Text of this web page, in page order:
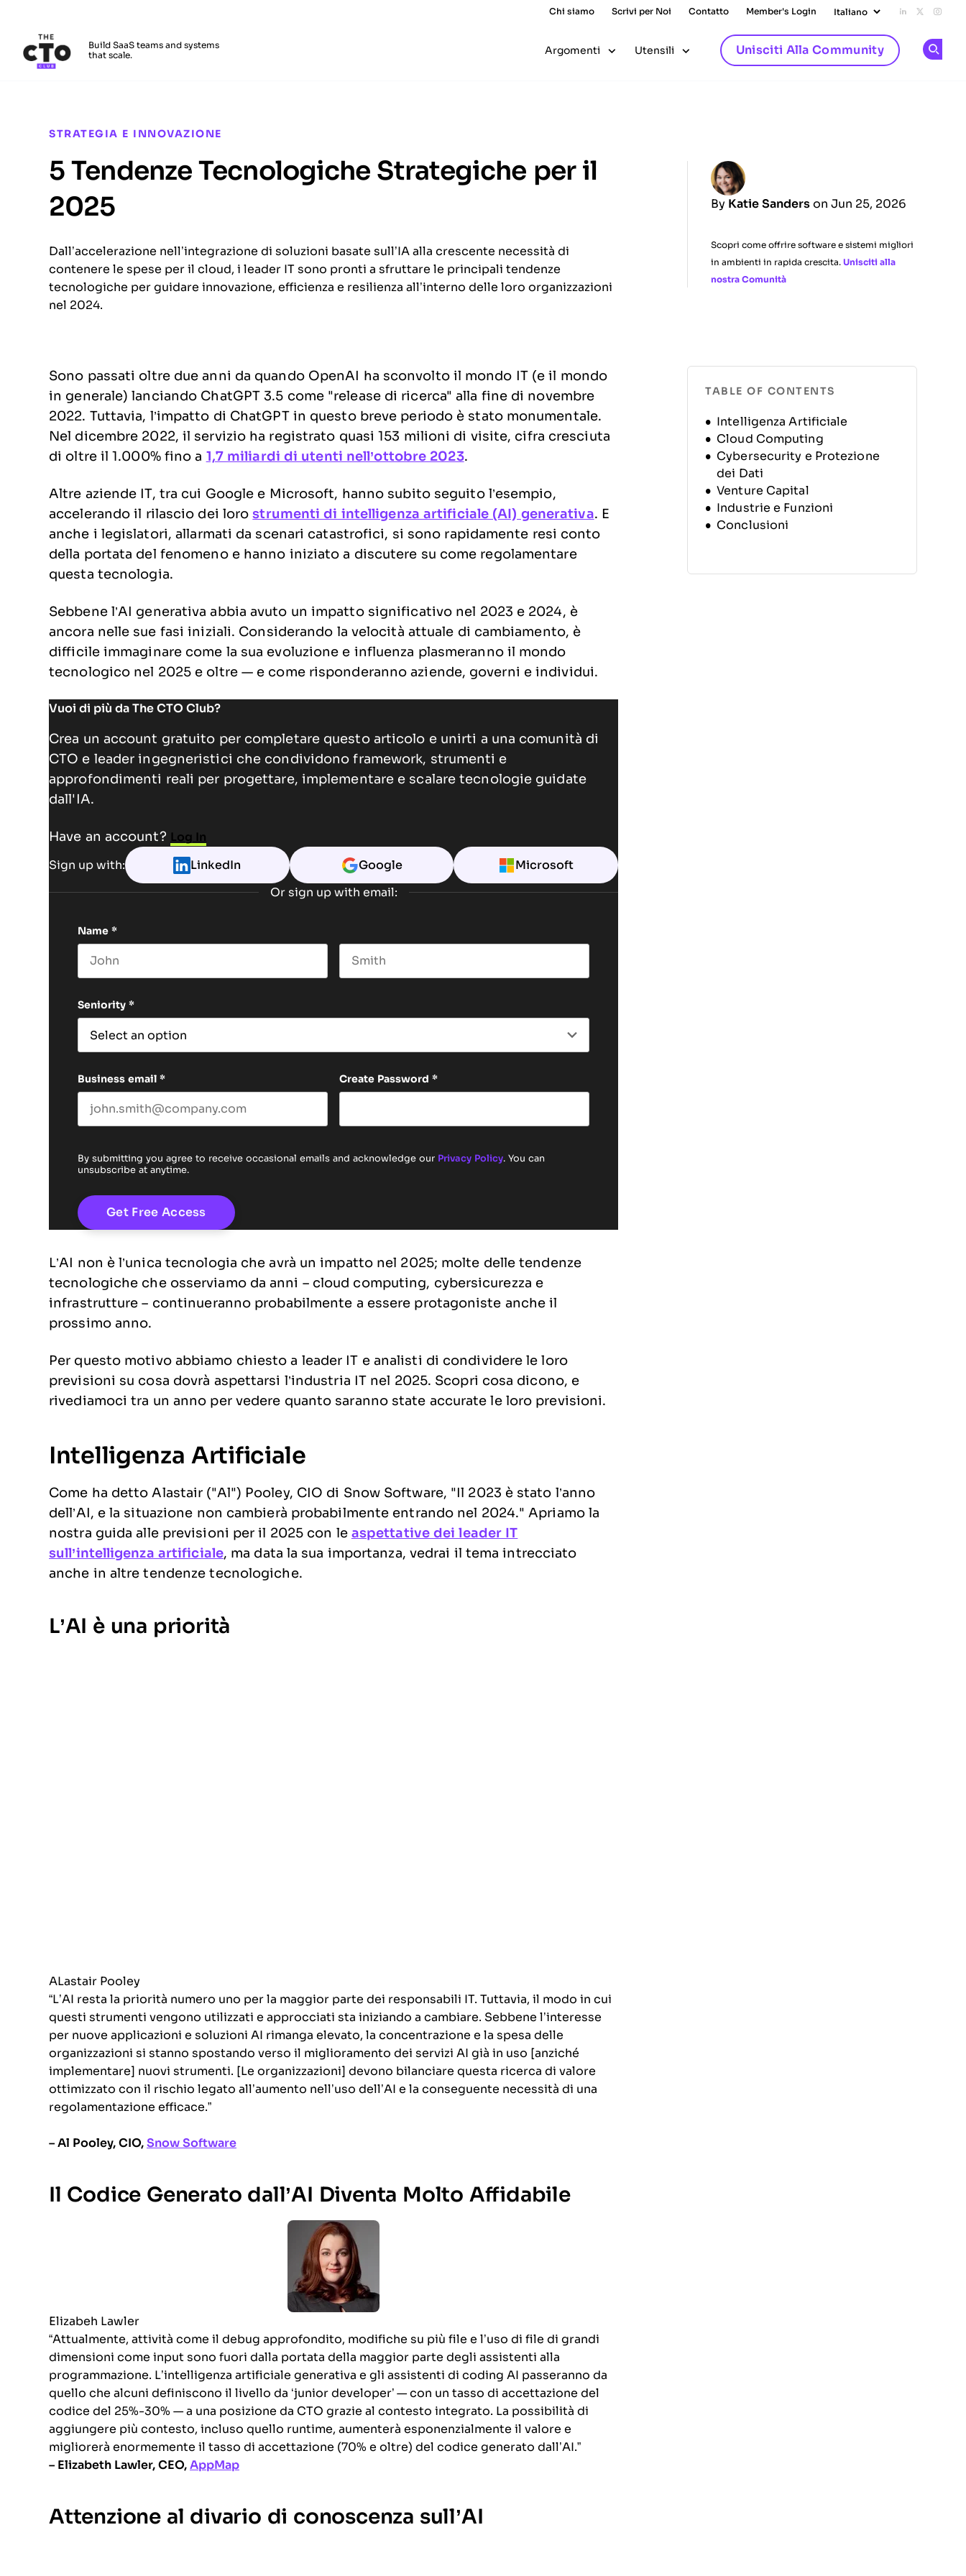
Chi siamo Scrivi per Noi Contatto Member's Login Add us on
Follow
Build SaaS teams and systems
that scale.
Argomenti Utensili Unisciti Alla Community
STRATEGIA E INNOVAZIONE
5 Tendenze Tecnologiche Strategiche per il
2025
By Katie Sanders on Jun 25, 2026
Scopri come offrire software e sistemi migliori
in ambienti in rapida crescita. Unisciti alla
nostra Comunità
Dall’accelerazione nell’integrazione di soluzioni basate sull’IA alla crescente necessità di
contenere le spese per il cloud, i leader IT sono pronti a sfruttare le principali tendenze
tecnologiche per guidare innovazione, efficienza e resilienza all’interno delle loro organizzazioni
nel 2024.
Sono passati oltre due anni da quando OpenAI ha sconvolto il mondo IT (e il mondo
in generale) lanciando ChatGPT 3.5 come "release di ricerca" alla fine di novembre
2022. Tuttavia, l’impatto di ChatGPT in questo breve periodo è stato monumentale.
Nel dicembre 2022, il servizio ha registrato quasi 153 milioni di visite, cifra cresciuta
di oltre il 1.000% fino a 1,7 miliardi di utenti nell’ottobre 2023.
Altre aziende IT, tra cui Google e Microsoft, hanno subito seguito l’esempio,
accelerando il rilascio dei lorostrumenti di intelligenza artificiale (AI) generativa. E
anche i legislatori, allarmati da scenari catastrofici, si sono rapidamente resi conto
della portata del fenomeno e hanno iniziato a discutere su come regolamentare
questa tecnologia.
Sebbene l’AI generativa abbia avuto un impatto significativo nel 2023 e 2024, è
ancora nelle sue fasi iniziali. Considerando la velocità attuale di cambiamento, è
difficile immaginare come la sua evoluzione e influenza plasmeranno il mondo
tecnologico nel 2025 e oltre — e come risponderanno aziende, governi e individui.
Vuoi di più da The CTO Club?
Crea un account gratuito per completare questo articolo e unirti a una comunità di
CTO e leader ingegneristici che condividono framework, strumenti e
approfondimenti reali per progettare, implementare e scalare tecnologie guidate
dall'IA.
Have an account? Log In
Sign up with: LinkedIn Google Microsoft
Or sign up with email:
Name *
Seniority *
Business email * Create Password *
By submitting you agree to receive occasional emails and acknowledge our Privacy Policy. You can
unsubscribe at anytime.
L’AI non è l’unica tecnologia che avrà un impatto nel 2025; molte delle tendenze
tecnologiche che osserviamo da anni – cloud computing, cybersicurezza e
infrastrutture – continueranno probabilmente a essere protagoniste anche il
prossimo anno.
Per questo motivo abbiamo chiesto a leader IT e analisti di condividere le loro
previsioni su cosa dovrà aspettarsi l’industria IT nel 2025. Scopri cosa dicono, e
rivediamoci tra un anno per vedere quanto saranno state accurate le loro previsioni.
Intelligenza Artificiale
Come ha detto Alastair ("Al") Pooley, CIO di Snow Software, "Il 2023 è stato l’anno
dell’AI, e la situazione non cambierà probabilmente entrando nel 2024." Apriamo la
nostra guida alle previsioni per il 2025 con le aspettative dei leader IT
sull’intelligenza artificiale, ma data la sua importanza, vedrai il tema intrecciato
anche in altre tendenze tecnologiche.
L’AI è una priorità
ALastair Pooley
“L’AI resta la priorità numero uno per la maggior parte dei responsabili IT. Tuttavia, il modo in cui
questi strumenti vengono utilizzati e approcciati sta iniziando a cambiare. Sebbene l’interesse
per nuove applicazioni e soluzioni AI rimanga elevato, la concentrazione e la spesa delle
organizzazioni si stanno spostando verso il miglioramento dei servizi AI già in uso [anziché
implementare] nuovi strumenti. [Le organizzazioni] devono bilanciare questa ricerca di valore
ottimizzato con il rischio legato all’aumento nell’uso dell’AI e la conseguente necessità di una
regolamentazione efficace.”
– Al Pooley, CIO, Snow Software
Il Codice Generato dall’AI Diventa Molto Affidabile
Elizabeh Lawler
“Attualmente, attività come il debug approfondito, modifiche su più file e l’uso di file di grandi
dimensioni come input sono fuori dalla portata della maggior parte degli assistenti alla
programmazione. L’intelligenza artificiale generativa e gli assistenti di coding AI passeranno da
quello che alcuni definiscono il livello da ‘junior developer’ — con un tasso di accettazione del
codice del 25%-30% — a una posizione da CTO grazie al contesto integrato. La possibilità di
aggiungere più contesto, incluso quello runtime, aumenterà esponenzialmente il valore e
migliorerà enormemente il tasso di accettazione (70% e oltre) del codice generato dall’AI.”
– Elizabeth Lawler, CEO, AppMap
Attenzione al divario di conoscenza sull’AI
TABLE OF CONTENTS
Intelligenza Artificiale
Cloud Computing
Cybersecurity e Protezione
dei Dati
Venture Capital
Industrie e Funzioni
Conclusioni